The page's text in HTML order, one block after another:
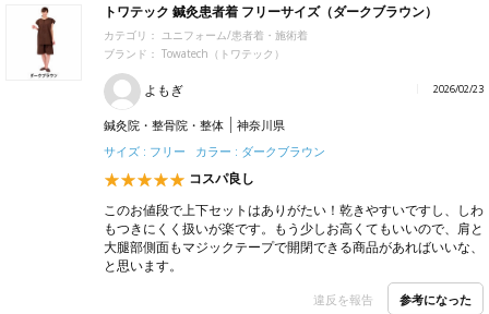
トワテック 鍼灸患者着 フリーサイズ（ダークブラウン）
カテゴリ：
ユニフォーム/患者着・施術着
ブランド： Towatech（トワテック）
よもぎ 2026/02/23
鍼灸院・整骨院・整体
神奈川県
サイズ : フリー カラー : ダークブラウン
コスパ良し
このお値段で上下セットはありがたい！乾きやすいですし、しわ
もつきにくく扱いが楽です。もう少しお高くてもいいので、肩と
大腿部側面もマジックテープで開閉できる商品があればいいな、
と思います。
違反を報告 参考になった